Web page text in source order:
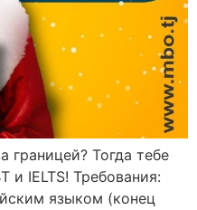
границей? Тогда тебе
и IELTS! Требования:
языком (конец